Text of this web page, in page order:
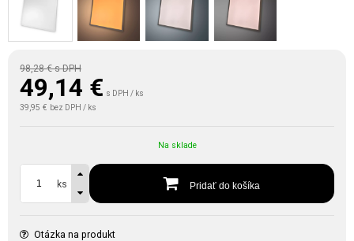
98,28 €s DPH
49,14 € s DPH / ks
39,95 € bez DPH / ks
Na sklade
ks Pridať do košíka
Otázka na produkt